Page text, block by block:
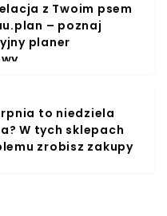
z Twoim psem
– poznaj
planer
to niedziela
W tych sklepach
zrobisz zakupy